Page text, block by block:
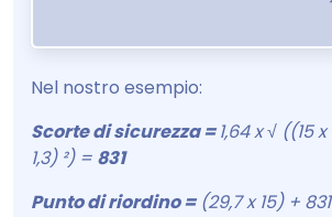
Nel nostro esempio:
Scorte di sicurezza =1,64 x √ ((15
1,3) ²) = 831
Punto di riordino =(29,7 x 15) +